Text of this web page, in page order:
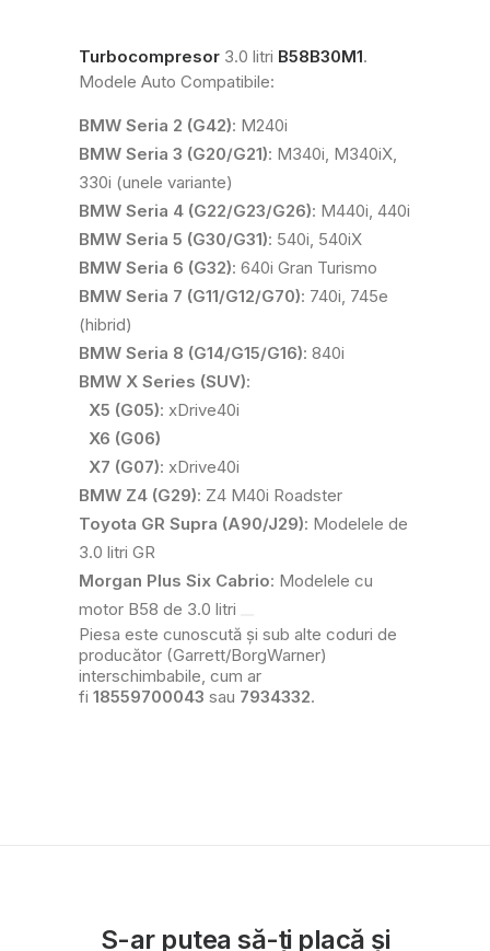
Turbocompresor 3.0 litri B58B30M1.
Modele Auto Compatibile:
BMW Seria 2 (G42): M240i
BMW Seria 3 (G20/G21): M340i, M340iX,
330i (unele variante)
BMW Seria 4 (G22/G23/G26): M440i, 440i
BMW Seria 5 (G30/G31): 540i, 540iX
BMW Seria 6 (G32): 640i Gran Turismo
BMW Seria 7 (G11/G12/G70): 740i, 745e
(hibrid)
BMW Seria 8 (G14/G15/G16): 840i
BMW X Series (SUV):
X5 (G05): xDrive40i
X6 (G06)
X7 (G07): xDrive40i
BMW Z4 (G29): Z4 M40i Roadster
Toyota GR Supra (A90/J29): Modelele de
3.0 litri GR
Morgan Plus Six Cabrio: Modelele cu
motor B58 de 3.0 litri
Piesa este cunoscută și sub alte coduri de
producător (Garrett/BorgWarner)
interschimbabile, cum ar
fi 18559700043 sau 7934332.
S-ar putea să-ți placă și